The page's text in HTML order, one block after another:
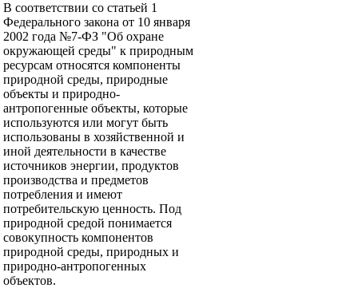
В соответствии со статьей 1
Федерального закона от 10 января
2002 года №7-ФЗ "Об охране
окружающей среды" к природным
ресурсам относятся компоненты
природной среды, природные
объекты и природно-
антропогенные объекты, которые
используются или могут быть
использованы в хозяйственной и
иной деятельности в качестве
источников энергии, продуктов
производства и предметов
потребления и имеют
потребительскую ценность. Под
природной средой понимается
совокупность компонентов
природной среды, природных и
природно-антропогенных
объектов.